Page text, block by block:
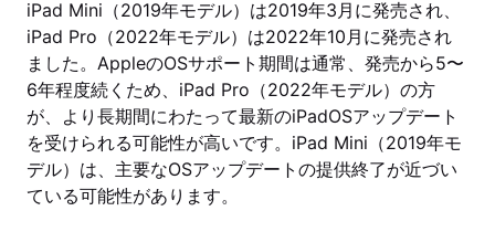
iPad Mini（2019年モデル）は2019年3月に発売され、
iPad Pro（2022年モデル）は2022年10月に発売され
ました。AppleのOSサポート期間は通常、発売から5〜
6年程度続くため、iPad Pro（2022年モデル）の方
が、より長期間にわたって最新のiPadOSアップデート
を受けられる可能性が高いです。iPad Mini（2019年モ
デル）は、主要なOSアップデートの提供終了が近づい
ている可能性があります。